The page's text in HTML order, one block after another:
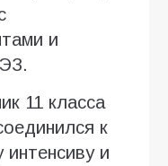
и
11 класса
к
и